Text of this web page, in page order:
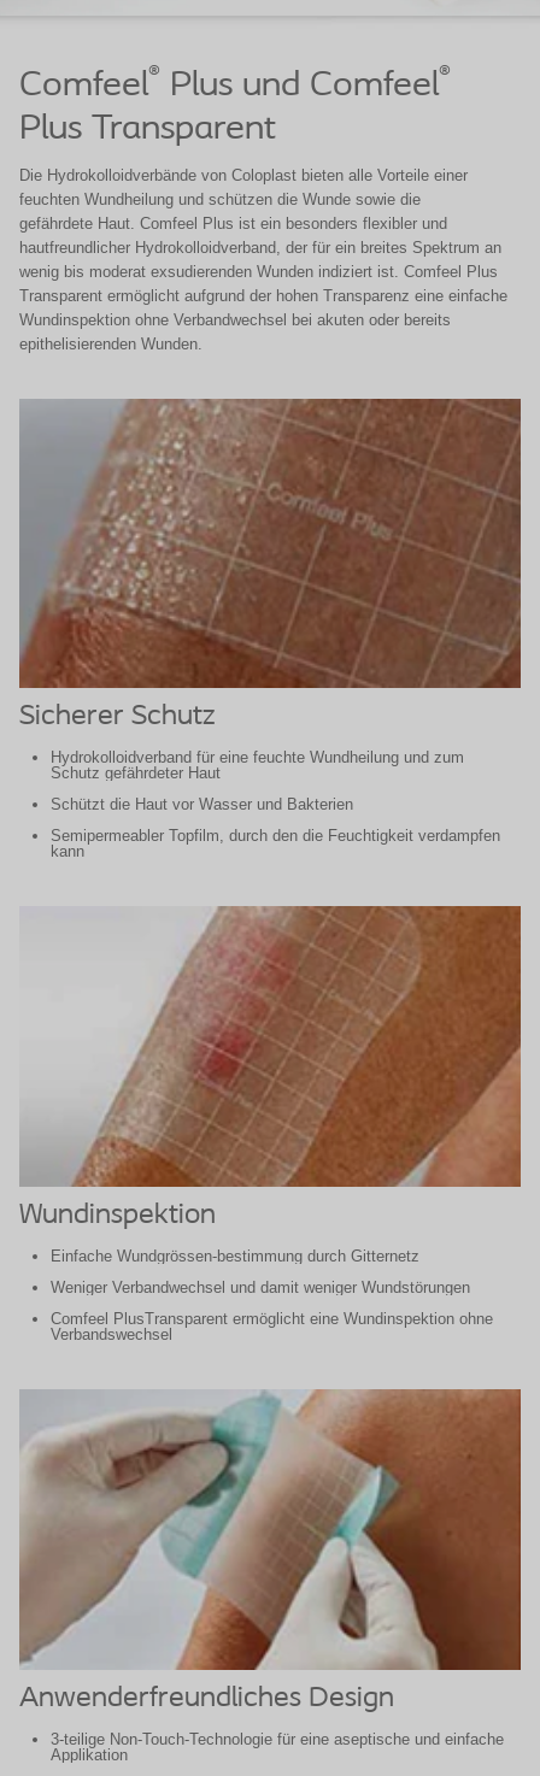
Comfeel® Plus und Comfeel®
Plus Transparent
Die Hydrokolloidverbände von Coloplast bieten alle Vorteile einer
feuchten Wundheilung und schützen die Wunde sowie die
gefährdete Haut. Comfeel Plus ist ein besonders flexibler und
hautfreundlicher Hydrokolloidverband, der für ein breites Spektrum an
wenig bis moderat exsudierenden Wunden indiziert ist. Comfeel Plus
Transparent ermöglicht aufgrund der hohen Transparenz eine einfache
Wundinspektion ohne Verbandwechsel bei akuten oder bereits
epithelisierenden Wunden.
Sicherer Schutz
Hydrokolloidverband für eine feuchte Wundheilung und zum
Schutz gefährdeter Haut
Schützt die Haut vor Wasser und Bakterien
Semipermeabler Topfilm, durch den die Feuchtigkeit verdampfen
kann
Wundinspektion
Einfache Wundgrössen-bestimmung durch Gitternetz
Weniger Verbandwechsel und damit weniger Wundstörungen
Comfeel PlusTransparent ermöglicht eine Wundinspektion ohne
Verbandswechsel
Anwenderfreundliches Design
3-teilige Non-Touch-Technologie für eine aseptische und einfache
Applikation